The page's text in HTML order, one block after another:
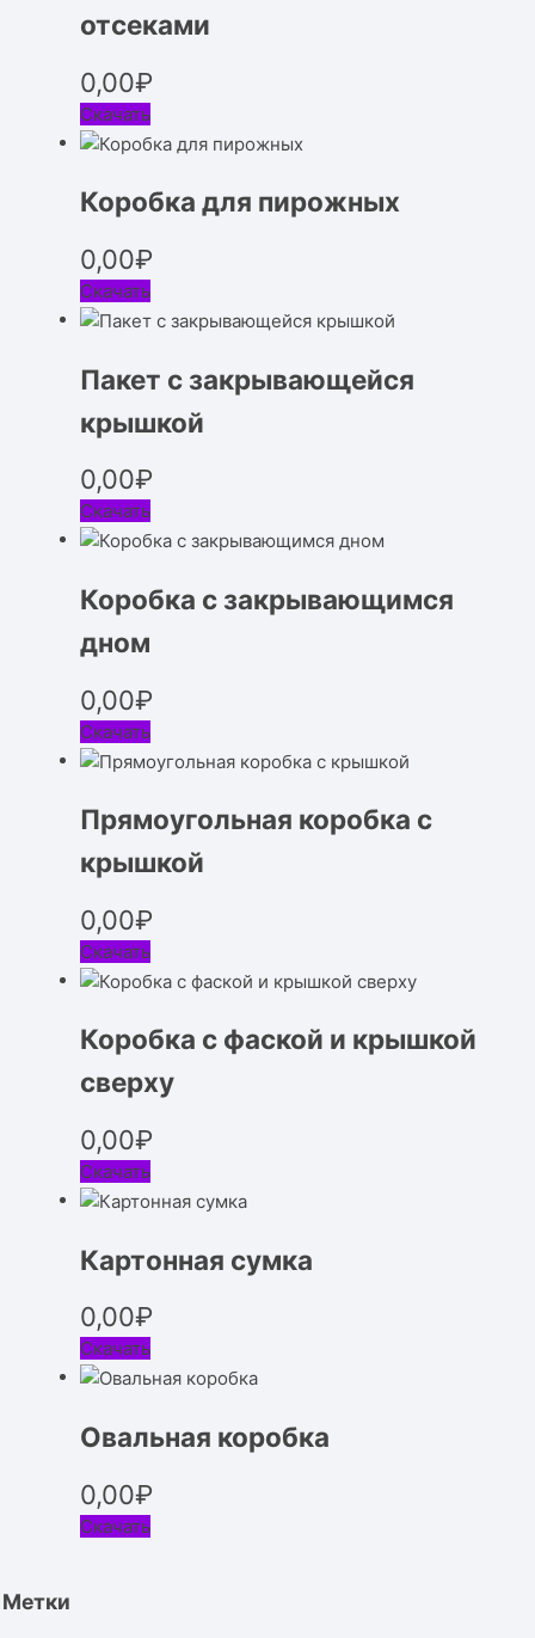
отсеками
0,00₽
Скачать
Коробка для пирожных
0,00₽
Скачать
Пакет с закрывающейся
крышкой
0,00₽
Скачать
Коробка с закрывающимся
дном
0,00₽
Скачать
Прямоугольная коробка с
крышкой
0,00₽
Скачать
Коробка с фаской и крышкой
сверху
0,00₽
Скачать
Картонная сумка
0,00₽
Скачать
Овальная коробка
0,00₽
Скачать
Метки